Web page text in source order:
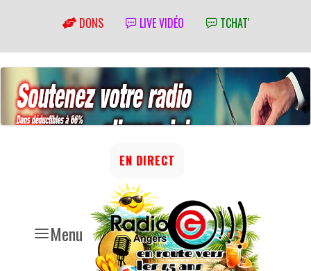
DONS LIVE VIDÉO TCHAT'
Menu
EN DIRECT